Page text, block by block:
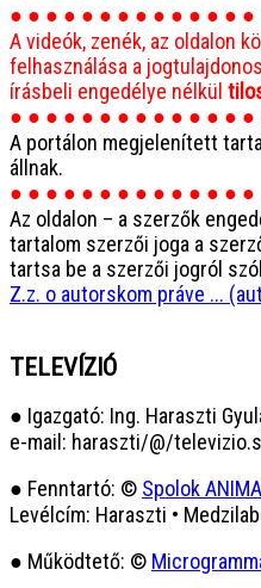
● ● ● ● ● ● ● ● ● ● ● ● ● ●
A videók, zenék, az oldalon
felhasználása a
írásbeli engedélye nélkül
● ● ● ● ● ● ● ● ● ● ● ● ● ●
A portálon megjelenített
állnak.
● ● ● ● ● ● ● ● ● ● ● ● ● ●
Az oldalon – a szerzők
tartalom szerzői joga a
tartsa be a szerzői jogról
Z.z. o autorskom práve ...
TELEVÍZIÓ
● Igazgató: Ing. Haraszti
e-mail: haraszti/@/
● Fenntartó: © Spolok
Levélcím: Haraszti •
● Működtető: ©